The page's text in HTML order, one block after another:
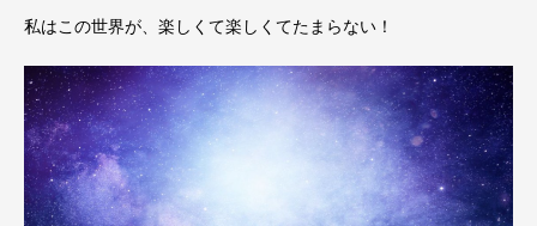
私はこの世界が、楽しくて楽しくてたまらない！